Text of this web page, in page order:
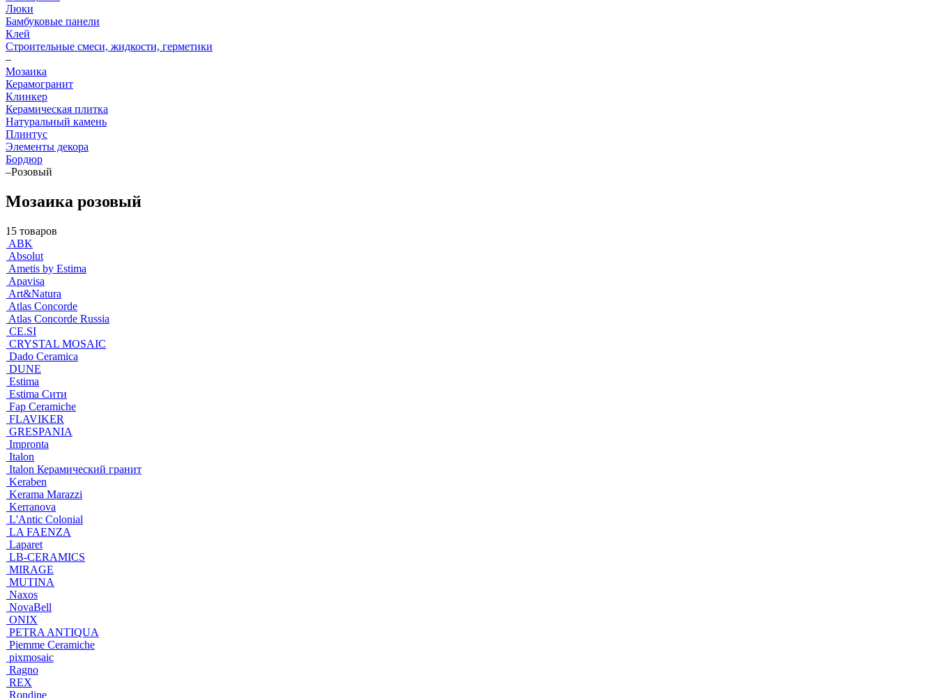
Люки
Бамбуковые панели
Клей
Строительные смеси, жидкости, герметики
–
Мозаика
Керамогранит
Клинкер
Керамическая плитка
Натуральный камень
Плинтус
Элементы декора
Бордюр
–Розовый
Мозаика розовый
15 товаров
ABK
Absolut
Ametis by Estima
Apavisa
Art&Natura
Atlas Concorde
Atlas Concorde Russia
CE.SI
CRYSTAL MOSAIC
Dado Ceramica
DUNE
Estima
Estima Cити
Fap Ceramiche
FLAVIKER
GRESPANIA
Impronta
Italon
Italon Керамический гранит
Keraben
Kerama Marazzi
Kerranova
L'Antic Colonial
LA FAENZA
Laparet
LB-CERAMICS
MIRAGE
MUTINA
Naxos
NovaBell
ONIX
PETRA ANTIQUA
Piemme Ceramiche
pixmosaic
Ragno
REX
Rondine